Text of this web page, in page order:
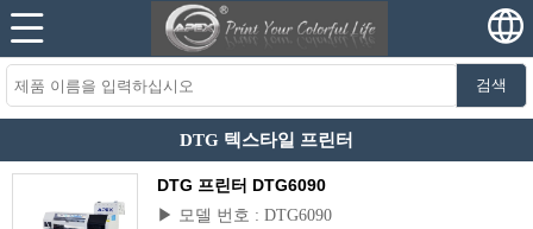
검색
DTG 텍스타일 프린터
DTG 프린터 DTG6090
▶ 모델 번호 : DTG6090